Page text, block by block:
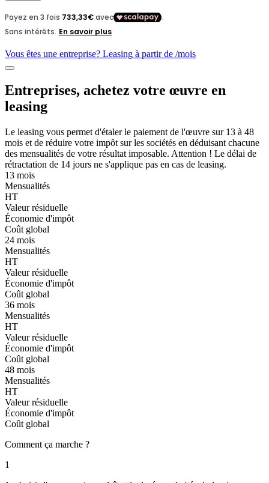
Vous êtes une entreprise? Leasing à partir de /mois
Entreprises, achetez votre œuvre en
leasing
Le leasing vous permet d'étaler le paiement de l'œuvre sur 13 à 48
mois et de réduire votre impôt sur les sociétés en déduisant chacune
des mensualités de votre résultat imposable. Attention ! Le délai de
rétractation de 14 jours ne s'applique pas en cas de leasing.
13 mois
Mensualités
HT
Valeur résiduelle
Économie d'impôt
Coût global
24 mois
Mensualités
HT
Valeur résiduelle
Économie d'impôt
Coût global
36 mois
Mensualités
HT
Valeur résiduelle
Économie d'impôt
Coût global
48 mois
Mensualités
HT
Valeur résiduelle
Économie d'impôt
Coût global
Comment ça marche ?
1